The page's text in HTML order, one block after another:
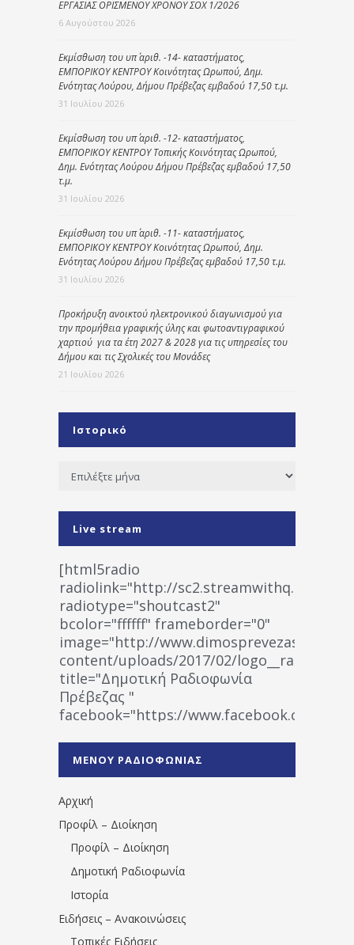
ΕΡΓΑΣΙΑΣ ΟΡΙΣΜΕΝΟΥ ΧΡΟΝΟΥ ΣΟΧ 1/2026
6 Αυγούστου 2026
Εκμίσθωση του υπ΄ αριθ. -14- καταστήματος,
ΕΜΠΟΡΙΚΟΥ ΚΕΝΤΡΟΥ Κοινότητας Ωρωπού, Δημ.
Ενότητας Λούρου, Δήμου Πρέβεζας εμβαδού 17,50 τ.μ.
31 Ιουλίου 2026
Εκμίσθωση του υπ΄ αριθ. -12- καταστήματος,
ΕΜΠΟΡΙΚΟΥ ΚΕΝΤΡΟΥ Τοπικής Κοινότητας Ωρωπού,
Δημ. Ενότητας Λούρου Δήμου Πρέβεζας εμβαδού 17,50
τ.μ.
31 Ιουλίου 2026
Εκμίσθωση του υπ΄ αριθ. -11- καταστήματος,
ΕΜΠΟΡΙΚΟΥ ΚΕΝΤΡΟΥ Κοινότητας Ωρωπού, Δημ.
Ενότητας Λούρου Δήμου Πρέβεζας εμβαδού 17,50 τ.μ.
31 Ιουλίου 2026
Προκήρυξη ανοικτού ηλεκτρονικού διαγωνισμού για
την προμήθεια γραφικής ύλης και φωτοαντιγραφικού
χαρτιού για τα έτη 2027 & 2028 για τις υπηρεσίες του
Δήμου και τις Σχολικές του Μονάδες
21 Ιουλίου 2026
Ιστορικό
Ιστορικό
Live stream
[html5radio
radiolink="http://
radiotype="shoutcast2"
bcolor="ffffff" frameborder="0"
image="http://www.dimosprevezas.gr/wp-
content/uploads/2017/02/
title="Δημοτική Ραδιοφωνία
Πρέβεζας "
facebook="https://www.facebook.com/
1531194763766854/" artist="" ]
ΜΕΝΟΥ ΡΑΔΙΟΦΩΝΙΑΣ
Αρχική
Προφίλ – Διοίκηση
Προφίλ – Διοίκηση
Δημοτική Ραδιοφωνία
Ιστορία
Ειδήσεις – Ανακοινώσεις
Τοπικές Ειδήσεις